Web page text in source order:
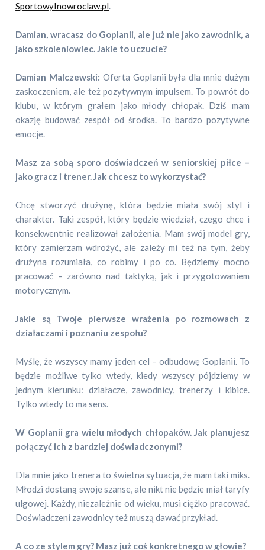
SportowyInowroclaw.pl.
Damian, wracasz do Goplanii, ale już nie jako zawodnik, a
jako szkoleniowiec. Jakie to uczucie?
Damian Malczewski: Oferta Goplanii była dla mnie dużym
zaskoczeniem, ale też pozytywnym impulsem. To powrót do
klubu, w którym grałem jako młody chłopak. Dziś mam
okazję budować zespół od środka. To bardzo pozytywne
emocje.
Masz za sobą sporo doświadczeń w seniorskiej piłce –
jako gracz i trener. Jak chcesz to wykorzystać?
Chcę stworzyć drużynę, która będzie miała swój styl i
charakter. Taki zespół, który będzie wiedział, czego chce i
konsekwentnie realizował założenia. Mam swój model gry,
który zamierzam wdrożyć, ale zależy mi też na tym, żeby
drużyna rozumiała, co robimy i po co. Będziemy mocno
pracować – zarówno nad taktyką, jak i przygotowaniem
motorycznym.
Jakie są Twoje pierwsze wrażenia po rozmowach z
działaczami i poznaniu zespołu?
Myślę, że wszyscy mamy jeden cel – odbudowę Goplanii. To
będzie możliwe tylko wtedy, kiedy wszyscy pójdziemy w
jednym kierunku: działacze, zawodnicy, trenerzy i kibice.
Tylko wtedy to ma sens.
W Goplanii gra wielu młodych chłopaków. Jak planujesz
połączyć ich z bardziej doświadczonymi?
Dla mnie jako trenera to świetna sytuacja, że mam taki miks.
Młodzi dostaną swoje szanse, ale nikt nie będzie miał taryfy
ulgowej. Każdy, niezależnie od wieku, musi ciężko pracować.
Doświadczeni zawodnicy też muszą dawać przykład.
A co ze stylem gry? Masz już coś konkretnego w głowie?